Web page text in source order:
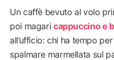
Un caffè bevuto al volo
poi magari cappuccino e
all’ufficio: chi ha tempo
spalmare marmellata sul